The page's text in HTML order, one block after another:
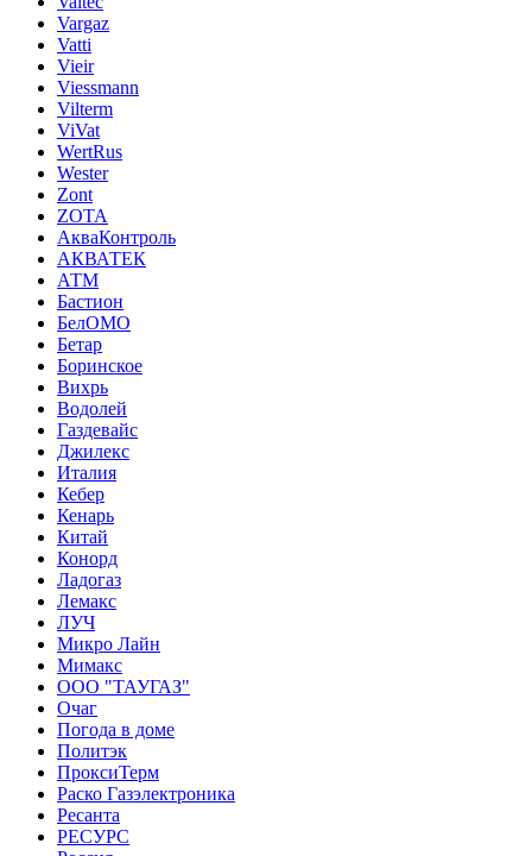
Vargaz
Vatti
Vieir
Viessmann
Vilterm
ViVat
WertRus
Wester
Zont
ZOTA
АкваКонтроль
АКВАТЕК
АТМ
Бастион
БелОМО
Бетар
Боринское
Вихрь
Водолей
Газдевайс
Джилекс
Италия
Кебер
Кенарь
Китай
Конорд
Ладогаз
Лемакс
ЛУЧ
Микро Лайн
Мимакс
ООО "ТАУГАЗ"
Очаг
Погода в доме
Политэк
ПроксиТерм
Раско Газэлектроника
Ресанта
РЕСУРС